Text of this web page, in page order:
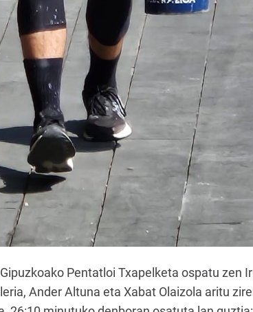
Pentatloi Txapelketa ospatu zen
Ander Altuna eta Xabat Olaizola aritu